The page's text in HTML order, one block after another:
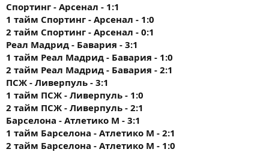
Спортинг - Арсенал - 1:1
1 тайм Спортинг - Арсенал - 1:0
2 тайм Спортинг - Арсенал - 0:1
Реал Мадрид - Бавария - 3:1
1 тайм Реал Мадрид - Бавария - 1:0
2 тайм Реал Мадрид - Бавария - 2:1
ПСЖ - Ливерпуль - 3:1
1 тайм ПСЖ - Ливерпуль - 1:0
2 тайм ПСЖ - Ливерпуль - 2:1
Барселона - Атлетико М - 3:1
1 тайм Барселона - Атлетико М - 2:1
2 тайм Барселона - Атлетико М - 1:0